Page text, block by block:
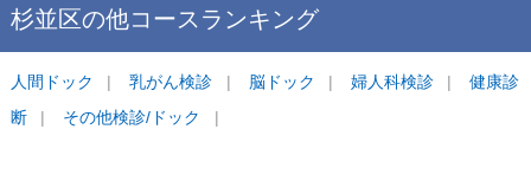
杉並区の他コースランキング
人間ドック 乳がん検診 脳ドック 婦人科検診
健康診
断
その他検診/ドック